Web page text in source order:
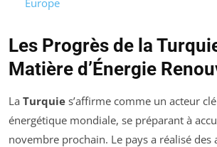
Les Progrès de la
Matière d’Énergie
La Turquie s’affirme comme un acteur
énergétique mondiale, se préparant à
novembre prochain. Le pays a réalisé des